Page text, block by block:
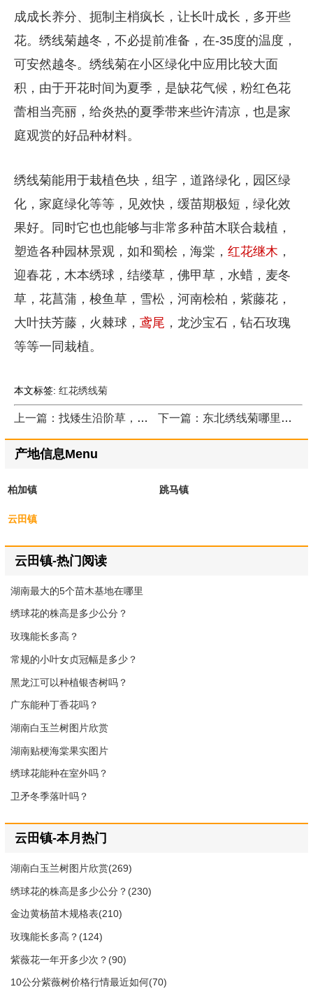
成成长养分、扼制主梢疯长，让长叶成长，多开些
花。绣线菊越冬，不必提前准备，在-35度的温度，
可安然越冬。绣线菊在小区绿化中应用比较大面
积，由于开花时间为夏季，是缺花气候，粉红色花
蕾相当亮丽，给炎热的夏季带来些许清凉，也是家
庭观赏的好品种材料。
绣线菊能用于栽植色块，组字，道路绿化，园区绿
化，家庭绿化等等，见效快，缓苗期极短，绿化效
果好。同时它也也能够与非常多种苗木联合栽植，
塑造各种园林景观，如和蜀桧，海棠， 红花继木 ，
迎春花，木本绣球，结缕草，佛甲草，水蜡，麦冬
草，花菖蒲，梭鱼草，雪松，河南桧柏，紫藤花，
大叶扶芳藤，火棘球， 鸢尾 ，龙沙宝石，钻石玫瑰
等等一同栽植。
本文标签: 红花绣线菊
上一篇：找矮生沿阶草，就找华中沿阶草集中产地，量大价低 下一篇：东北绣线菊哪里有卖？推荐一家诚信单位
产地信息Menu
柏加镇 跳马镇
云田镇
云田镇-热门阅读
湖南最大的5个苗木基地在哪里
绣球花的株高是多少公分？
玫瑰能长多高？
常规的小叶女贞冠幅是多少？
黑龙江可以种植银杏树吗？
广东能种丁香花吗？
湖南白玉兰树图片欣赏
湖南贴梗海棠果实图片
绣球花能种在室外吗？
卫矛冬季落叶吗？
云田镇-本月热门
湖南白玉兰树图片欣赏(269)
绣球花的株高是多少公分？(230)
金边黄杨苗木规格表(210)
玫瑰能长多高？(124)
紫薇花一年开多少次？(90)
10公分紫薇树价格行情最近如何(70)